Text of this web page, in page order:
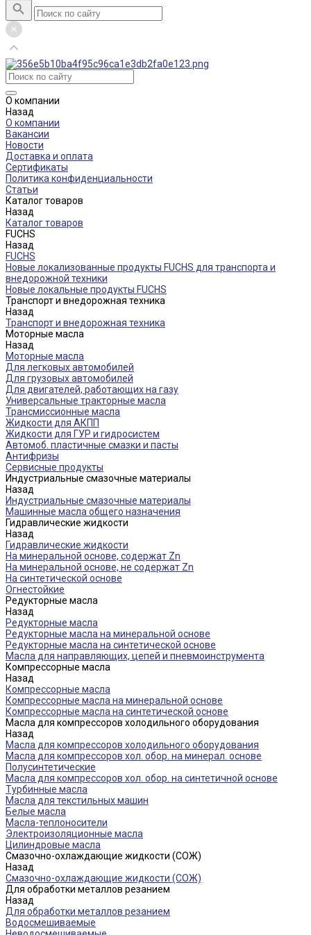
О компании
Назад
О компании
Вакансии
Новости
Доставка и оплата
Сертификаты
Политика конфиденциальности
Статьи
Каталог товаров
Назад
Каталог товаров
FUCHS
Назад
FUCHS
Новые локализованные продукты FUCHS для транспорта и
внедорожной техники
Новые локальные продукты FUCHS
Транспорт и внедорожная техника
Назад
Транспорт и внедорожная техника
Моторные масла
Назад
Моторные масла
Для легковых автомобилей
Для грузовых автомобилей
Для двигателей, работающих на газу
Универсальные тракторные масла
Трансмиссионные масла
Жидкости для АКПП
Жидкости для ГУР и гидросистем
Автомоб. пластичные смазки и пасты
Антифризы
Сервисные продукты
Индустриальные смазочные материалы
Назад
Индустриальные смазочные материалы
Машинные масла общего назначения
Гидравлические жидкости
Назад
Гидравлические жидкости
На минеральной основе, содержат Zn
На минеральной основе, не содержат Zn
На синтетической основе
Огнестойкие
Редукторные масла
Назад
Редукторные масла
Редукторные масла на минеральной основе
Редукторные масла на синтетической основе
Масла для направляющих, цепей и пневмоинструмента
Компрессорные масла
Назад
Компрессорные масла
Компрессорные масла на минеральной основе
Компрессорные масла на синтетической основе
Масла для компрессоров холодильного оборудования
Назад
Масла для компрессоров холодильного оборудования
Масла для компрессоров хол. обор. на минерал. основе
Полусинтетические
Масла для компрессоров хол. обор. на синтетичной основе
Турбинные масла
Масла для текстильных машин
Белые масла
Масла-теплоносители
Электроизоляционные масла
Цилиндровые масла
Смазочно-охлаждающие жидкости (СОЖ)
Назад
Смазочно-охлаждающие жидкости (СОЖ)
Для обработки металлов резанием
Назад
Для обработки металлов резанием
Водосмешиваемые